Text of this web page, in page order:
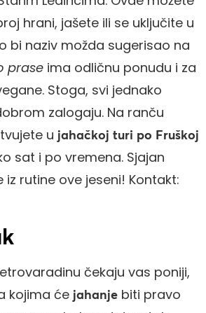
hrani, jašete ili se uključite u
bi naziv možda sugerisao na
prase ima odličnu ponudu i za
Stoga, svi jednako
zalogaju. Na ranču
u jahačkoj turi po Fruškoj
sat i po vremena. Sjajan
rutine ove jeseni! Kontakt:
čekaju vas poniji,
kojima će jahanje biti pravo